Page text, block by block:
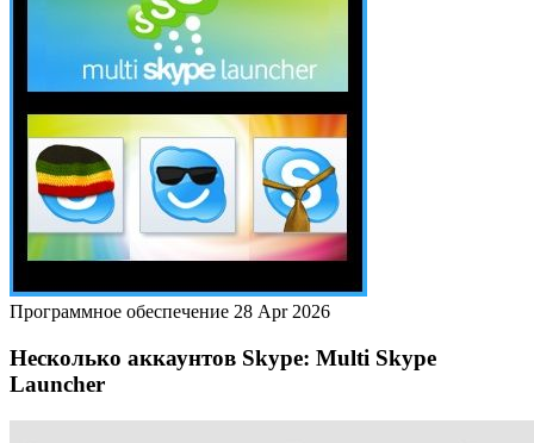
Программное обеспечение 28 Apr 2026
Несколько аккаунтов Skype: Multi Skype
Launcher